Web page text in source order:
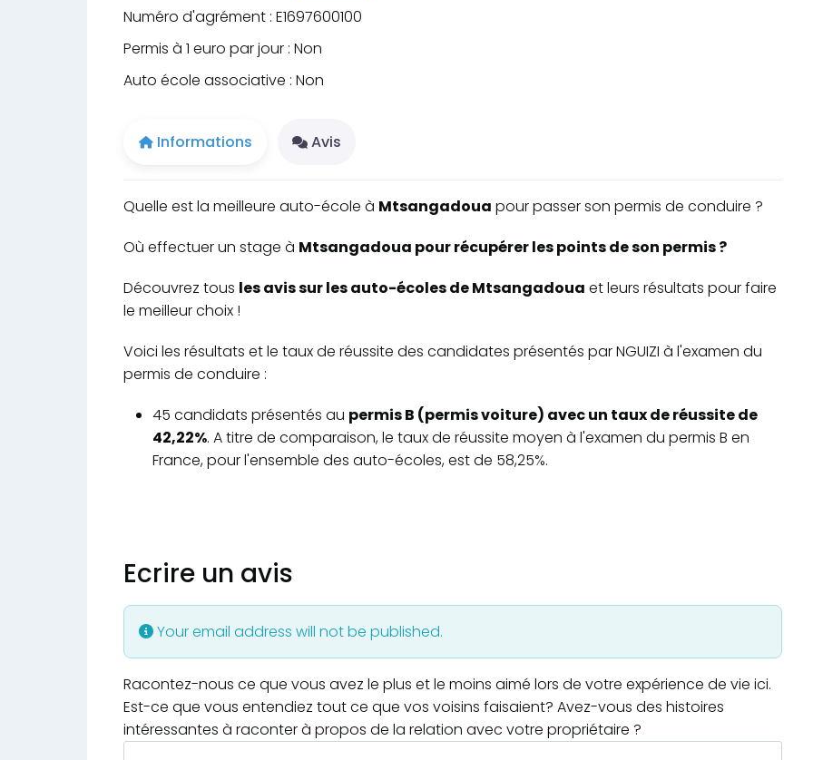
Numéro d'agrément : E1697600100
Permis à 1 euro par jour : Non
Auto école associative : Non
Informations Avis
Quelle est la meilleure auto-école à Mtsangadoua pour passer son permis de conduire ?
Où effectuer un stage à Mtsangadoua pour récupérer les points de son permis ?
Découvrez tous les avis sur les auto-écoles de Mtsangadoua et leurs résultats pour faire
le meilleur choix !
Voici les résultats et le taux de réussite des candidates présentés par NGUIZI à l'examen du
permis de conduire :
45 candidats présentés au permis B (permis voiture) avec un taux de réussite de
42,22%. A titre de comparaison, le taux de réussite moyen à l'examen du permis B en
France, pour l'ensemble des auto-écoles, est de 58,25%.
Ecrire un avis
Your email address will not be published.
Racontez-nous ce que vous avez le plus et le moins aimé lors de votre expérience de vie ici.
Est-ce que vous entendiez tout ce que vos voisins faisaient? Avez-vous des histoires
intéressantes à raconter à propos de la relation avec votre propriétaire ?